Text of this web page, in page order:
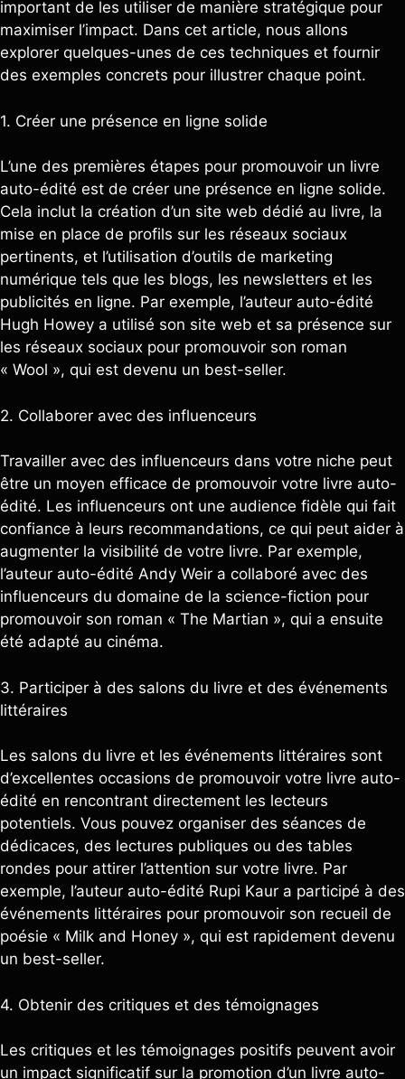
important de les utiliser de manière stratégique pour
maximiser l’impact. Dans cet article, nous allons
explorer quelques-unes de ces techniques et fournir
des exemples concrets pour illustrer chaque point.
1. Créer une présence en ligne solide
L’une des premières étapes pour promouvoir un livre
auto-édité est de créer une présence en ligne solide.
Cela inclut la création d’un site web dédié au livre, la
mise en place de profils sur les réseaux sociaux
pertinents, et l’utilisation d’outils de marketing
numérique tels que les blogs, les newsletters et les
publicités en ligne. Par exemple, l’auteur auto-édité
Hugh Howey a utilisé son site web et sa présence sur
les réseaux sociaux pour promouvoir son roman
« Wool », qui est devenu un best-seller.
2. Collaborer avec des influenceurs
Travailler avec des influenceurs dans votre niche peut
être un moyen efficace de promouvoir votre livre auto-
édité. Les influenceurs ont une audience fidèle qui fait
confiance à leurs recommandations, ce qui peut aider à
augmenter la visibilité de votre livre. Par exemple,
l’auteur auto-édité Andy Weir a collaboré avec des
influenceurs du domaine de la science-fiction pour
promouvoir son roman « The Martian », qui a ensuite
été adapté au cinéma.
3. Participer à des salons du livre et des événements
littéraires
Les salons du livre et les événements littéraires sont
d’excellentes occasions de promouvoir votre livre auto-
édité en rencontrant directement les lecteurs
potentiels. Vous pouvez organiser des séances de
dédicaces, des lectures publiques ou des tables
rondes pour attirer l’attention sur votre livre. Par
exemple, l’auteur auto-édité Rupi Kaur a participé à des
événements littéraires pour promouvoir son recueil de
poésie « Milk and Honey », qui est rapidement devenu
un best-seller.
4. Obtenir des critiques et des témoignages
Les critiques et les témoignages positifs peuvent avoir
un impact significatif sur la promotion d’un livre auto-